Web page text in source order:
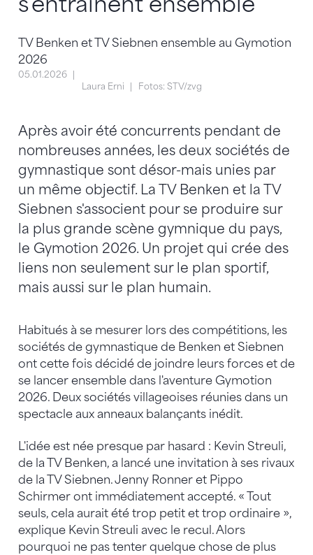
TV Benken et TV Siebnen ensemble au Gymotion
2026
05.01.2026
Laura Erni
Fotos: STV/zvg
Après avoir été concurrents pendant de
nombreuses années, les deux sociétés de
gymnastique sont désor-mais unies par
un même objectif. La TV Benken et la TV
Siebnen s'associent pour se produire sur
la plus grande scène gymnique du pays,
le Gymotion 2026. Un projet qui crée des
liens non seulement sur le plan sportif,
mais aussi sur le plan humain.
Habitués à se mesurer lors des compétitions, les
sociétés de gymnastique de Benken et Siebnen
ont cette fois décidé de joindre leurs forces et de
se lancer ensemble dans l'aventure Gymotion
2026. Deux sociétés villageoises réunies dans un
spectacle aux anneaux balançants inédit.
L'idée est née presque par hasard : Kevin Streuli,
de la TV Benken, a lancé une invitation à ses rivaux
de la TV Siebnen. Jenny Ronner et Pippo
Schirmer ont immédiatement accepté. « Tout
seuls, cela aurait été trop petit et trop ordinaire »,
explique Kevin Streuli avec le recul. Alors
pourquoi ne pas tenter quelque chose de plus